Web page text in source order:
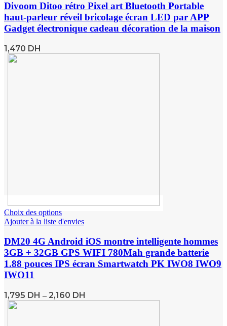
Divoom Ditoo rétro Pixel art Bluetooth Portable
haut-parleur réveil bricolage écran LED par APP
Gadget électronique cadeau décoration de la maison
1,470 DH
Choix des options
Ajouter à la liste d'envies
DM20 4G Android iOS montre intelligente hommes
3GB + 32GB GPS WIFI 780Mah grande batterie
1.88 pouces IPS écran Smartwatch PK IWO8 IWO9
IWO11
1,795 DH – 2,160 DH